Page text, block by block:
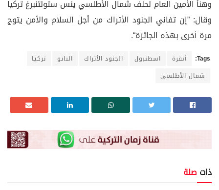
وهنأ الأمين العام لحلف شمال الأطلسي ينس ستولتنبرغ تركيا
وقال: ”إن تفاني الجنود الأتراك من أجل السلام والأمن يتوج
مرة أخرى بهذه الجائزة“.
Tags: أنقرة اسطنبول الجنود الأتراك الناتو
تركيا
شمال الأطلسي
ذات صلة